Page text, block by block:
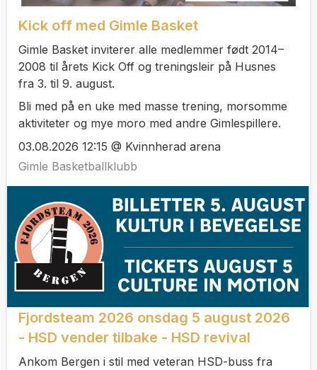
Kick off med Gimle Basket
Gimle Basket inviterer alle medlemmer født 2014–
2008 til årets Kick Off og treningsleir på Husnes
fra 3. til 9. august.
Bli med på en uke med masse trening, morsomme
aktiviteter og mye moro med andre Gimlespillere.
03.08.2026 12:15 @ Kvinnherad arena
Gimle Basketballklubb
Fjordsteam 2026 onsdag 5 august 2026
- HSD vender tilbake - HSD revival
Ankom Bergen i stil med veteran HSD-buss fra